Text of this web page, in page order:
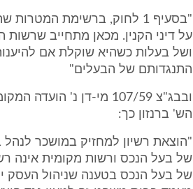
"בסעיף 1 לחוק, ברשימת
על דיני הקנין. מכאן מתחייב שרשות
ושל בעלות כשהיא שוקלת אם
התנגדותם של הבעלים"
הש' ברנזון כך:
"הוצאת רשיון למחזיק במושכר לנהל
של בעל הנכס ורשות מקומית אינה
של בעל הנכס בטענה שניהול העסק